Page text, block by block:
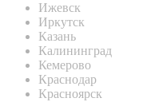
Ижевск
Иркутск
Казань
Калининград
Кемерово
Краснодар
Красноярск